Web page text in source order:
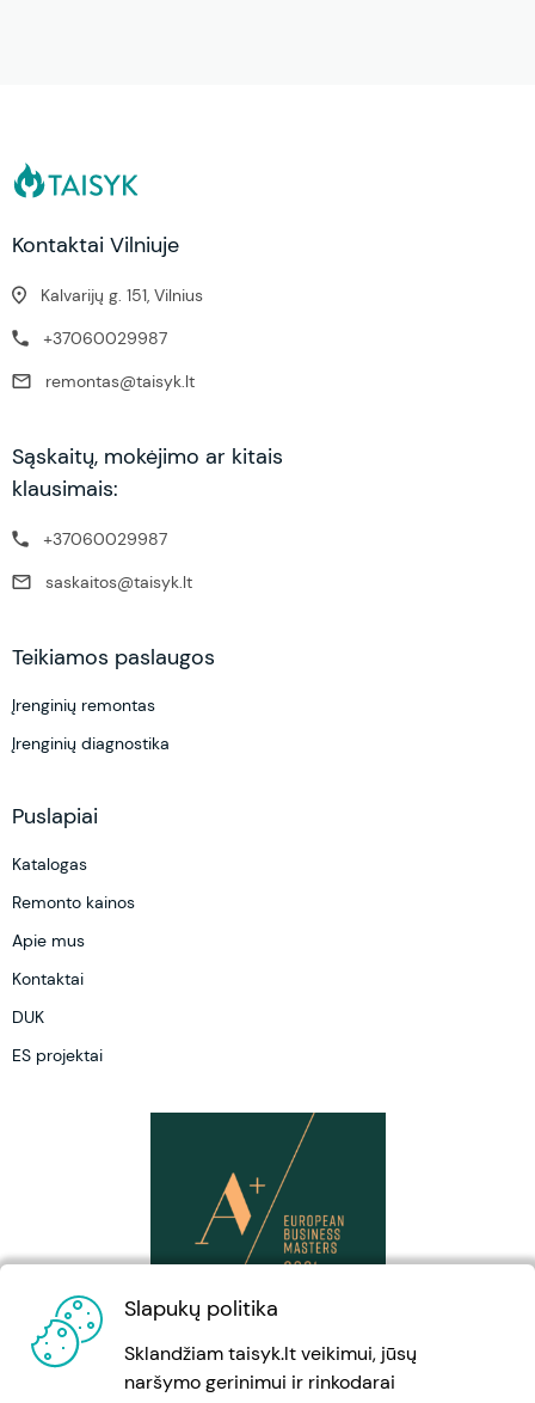
Slapukų politika
Sklandžiam taisyk.lt veikimui, jūsų
naršymo gerinimui ir rinkodarai
Kontaktai Vilniuje
Kalvarijų g. 151, Vilnius
+37060029987
remontas@taisyk.lt
Sąskaitų, mokėjimo ar kitais
klausimais:
+37060029987
saskaitos@taisyk.lt
Teikiamos paslaugos
Įrenginių remontas
Įrenginių diagnostika
Puslapiai
Katalogas
Remonto kainos
Apie mus
Kontaktai
DUK
ES projektai